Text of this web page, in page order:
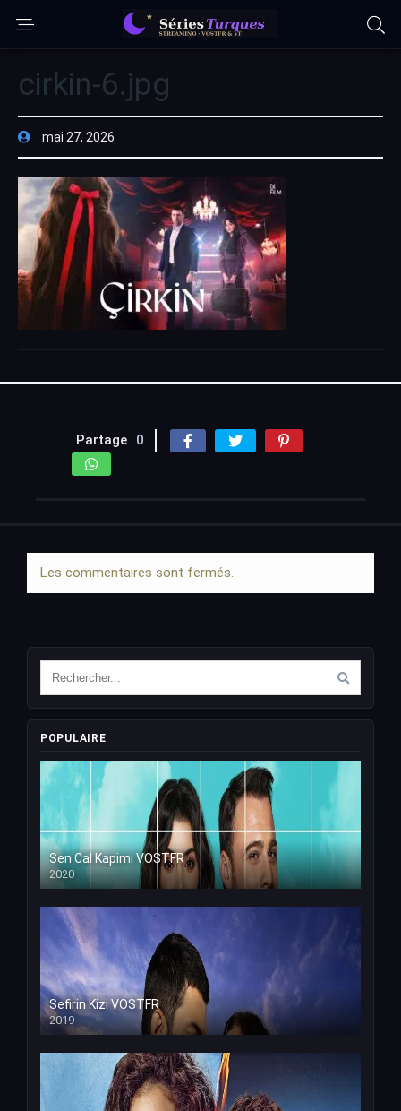
cirkin-6.jpg
mai 27, 2026
Partage 0
Les commentaires sont fermés.
POPULAIRE
Sen Cal Kapimi VOSTFR
2020
Sefirin Kizi VOSTFR
2019